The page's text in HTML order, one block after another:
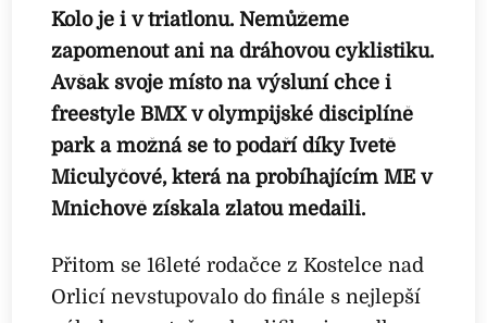
Kolo je i v triatlonu. Nemůžeme
zapomenout ani na dráhovou cyklistiku.
Avšak svoje místo na výsluní chce i
freestyle BMX v olympijské disciplíně
park a možná se to podaří díky Ivetě
Miculyčové, která na probíhajícím ME v
Mnichově získala zlatou medaili.
Přitom se 16leté rodačce z Kostelce nad
Orlicí nevstupovalo do finále s nejlepší